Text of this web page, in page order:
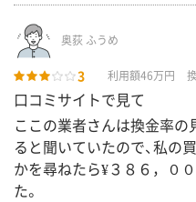
奥荻 ふうめ
3 利用額46万円
口コミサイトで見て
ここの業者さんは換金率
ると聞いていたので、私の
かを尋ねたら¥３８６，０
た。